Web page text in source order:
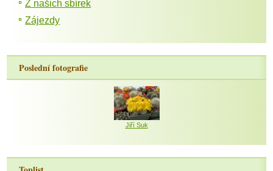
Z našich sbírek
Zájezdy
Poslední fotografie
Jiří Suk